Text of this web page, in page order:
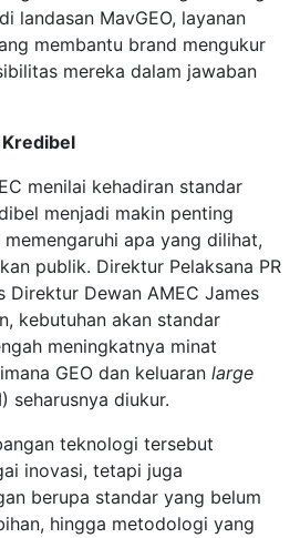
landasan MavGEO, layanan
membantu brand mengukur
mereka dalam jawaban
Kredibel
menilai kehadiran standar
menjadi makin penting
apa yang dilihat,
publik. Direktur Pelaksana PR
Direktur Dewan AMEC James
kebutuhan akan standar
meningkatnya minat
GEO dan keluaran large
seharusnya diukur.
teknologi tersebut
inovasi, tetapi juga
berupa standar yang belum
hingga metodologi yang